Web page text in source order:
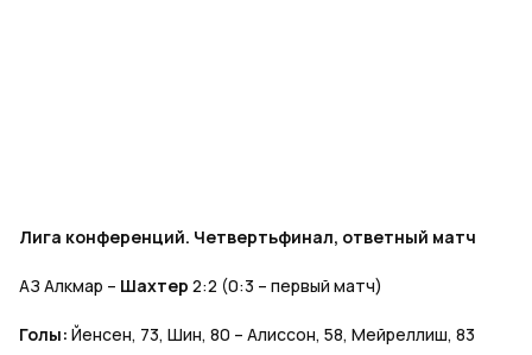
Лига конференций. Четвертьфинал, ответный матч
АЗ Алкмар – Шахтер 2:2 (0:3 – первый матч)
Голы: Йенсен, 73, Шин, 80 – Алиссон, 58, Мейреллиш, 83